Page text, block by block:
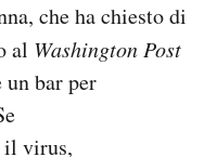
che ha chiesto di
al Washington Post
un bar per
il virus,